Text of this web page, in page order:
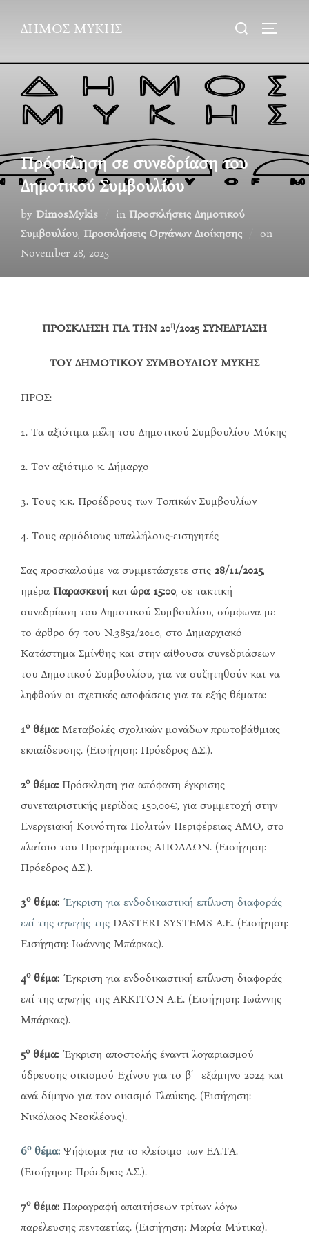
ΔΗΜΟΣ ΜΥΚΗΣ
Search
Πρόσκληση σε συνεδρίαση του
Δημοτικού Συμβουλίου
by DimosMykis in Προσκλήσεις Δημοτικού
Συμβουλίου, Προσκλήσεις Οργάνων Διοίκησης on
November 28, 2025
ΠΡΟΣΚΛΗΣΗ ΓΙΑ ΤΗΝ 20η/2025 ΣΥΝΕΔΡΙΑΣΗ
ΤΟΥ ΔΗΜΟΤΙΚΟΥ ΣΥΜΒΟΥΛΙΟΥ ΜΥΚΗΣ
ΠΡΟΣ:
1. Τα αξιότιμα μέλη του Δημοτικού Συμβουλίου Μύκης
2. Τον αξιότιμο κ. Δήμαρχο
3. Τους κ.κ. Προέδρους των Τοπικών Συμβουλίων
4. Τους αρμόδιους υπαλλήλους-εισηγητές
Σας προσκαλούμε να συμμετάσχετε στις 28/11/2025,
ημέρα Παρασκευή και ώρα 15:00, σε τακτική
συνεδρίαση του Δημοτικού Συμβουλίου, σύμφωνα με
το άρθρο 67 του Ν.3852/2010, στο Δημαρχιακό
Κατάστημα Σμίνθης και στην αίθουσα συνεδριάσεων
του Δημοτικού Συμβουλίου, για να συζητηθούν και να
ληφθούν οι σχετικές αποφάσεις για τα εξής θέματα:
1οθέμα: Μεταβολές σχολικών μονάδων πρωτοβάθμιας
εκπαίδευσης. (Εισήγηση: Πρόεδρος Δ.Σ.).
2οθέμα: Πρόσκληση για απόφαση έγκρισης
συνεταιριστικής μερίδας 150,00€, για συμμετοχή στην
Ενεργειακή Κοινότητα Πολιτών Περιφέρειας ΑΜΘ, στο
πλαίσιο του Προγράμματος ΑΠΟΛΛΩΝ. (Εισήγηση:
Πρόεδρος Δ.Σ.).
3οθέμα: Έγκριση για ενδοδικαστική επίλυση διαφοράς
επί της αγωγής της DASTERI SYSTEMS Α.Ε. (Εισήγηση:
Εισήγηση: Ιωάννης Μπάρκας).
4οθέμα: Έγκριση για ενδοδικαστική επίλυση διαφοράς
επί της αγωγής της ARKITON Α.Ε. (Εισήγηση: Ιωάννης
Μπάρκας).
5οθέμα: Έγκριση αποστολής έναντι λογαριασμού
ύδρευσης οικισμού Εχίνου για το β΄ εξάμηνο 2024 και
ανά δίμηνο για τον οικισμό Γλαύκης. (Εισήγηση:
Νικόλαος Νεοκλέους).
6οθέμα: Ψήφισμα για το κλείσιμο των ΕΛ.ΤΑ.
(Εισήγηση: Πρόεδρος Δ.Σ.).
7οθέμα: Παραγραφή απαιτήσεων τρίτων λόγω
παρέλευσης πενταετίας. (Εισήγηση: Μαρία Μύτικα).